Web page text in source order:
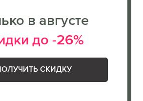
в августе
до -26%
СКИДКУ